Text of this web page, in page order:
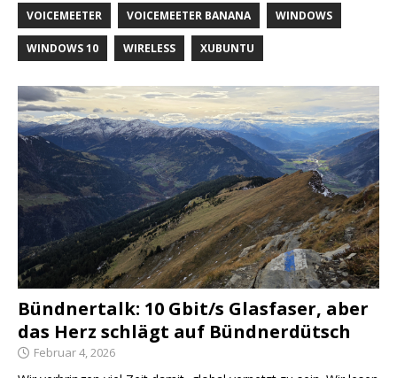
VOICEMEETER VOICEMEETER BANANA WINDOWS
WINDOWS 10 WIRELESS XUBUNTU
Bündnertalk: 10 Gbit/s Glasfaser, aber
das Herz schlägt auf Bündnerdütsch
Februar 4, 2026